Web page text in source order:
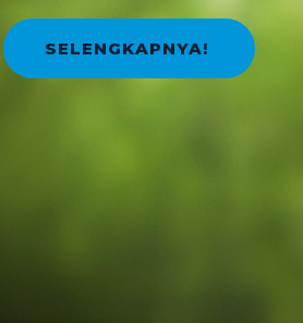
SELENGKAPNYA!